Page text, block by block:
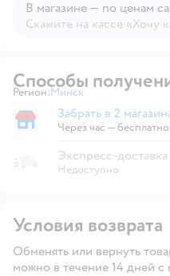
В магазине — по ценам
Скажите на кассе «Хочу
Способы
Регион: Выбор адреса доставки.
Минск
Забрать в магазине
Забрать в 2
Через час — бесплатно
Экспресс-доставка
Недоступно
Условия возврата
Обменять или вернуть
можно в течение 14 дней с